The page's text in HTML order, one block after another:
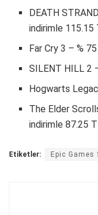
DEATH
indirimle 115.15
Far Cry 3 – %
SILENT HILL 2
Hogwarts
The Elder
indirimle 87.25
Etiketler: Epic Games